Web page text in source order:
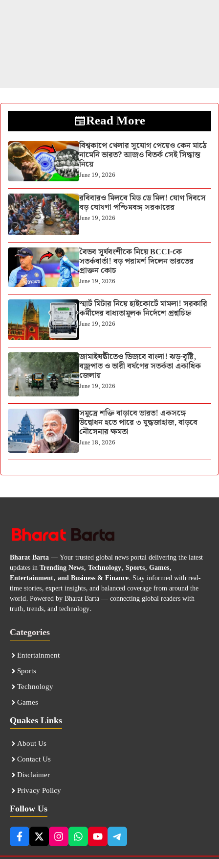
Read More
বিশ্বকাপে খেলার সুযোগ পেয়েও কেন মাঠে
নামেনি ভারত? আজও বিতর্ক সেই সিদ্ধান্ত
নিয়ে
June 19, 2026
রবিবারও মিলবে মিড ডে মিল! যোগ দিবসে
বড় ঘোষণা পশ্চিমবঙ্গ সরকারের
June 19, 2026
বৈভব সূর্যবংশীকে নিয়ে BCCI-কে
সতর্কবার্তা! বড় পরামর্শ দিলেন ভারতের
প্রাক্তন কোচ
June 19, 2026
স্মার্ট মিটার নিয়ে হাইকোর্টে মামলা! সরকারি
কর্মীদের বাধ্যতামূলক নির্দেশে প্রশ্নচিহ্ন
June 19, 2026
জামাইষষ্ঠীতেও ভিজবে বাংলা! ঝড়-বৃষ্টি,
বজ্রপাত ও ভারী বর্ষণের সতর্কতা একাধিক
জেলায়
June 19, 2026
সমুদ্রে শক্তি বাড়াবে ভারত! একসঙ্গে
উদ্বোধন হতে পারে ৩ যুদ্ধজাহাজ, বাড়বে
নৌসেনার ক্ষমতা
June 18, 2026
Bharat Barta— Your trusted global news portal delivering the latest
updates inTrending News, Technology, Sports, Games,
Entertainment, and Business & Finance. Stay informed with real-
time stories, expert insights, and balanced coverage from around the
world. Powered by Bharat Barta — connecting global readers with
truth, trends, and technology.
Categories
Entertainment
Sports
Technology
Games
Quakes Links
About Us
Contact Us
Disclaimer
Privacy Policy
Follow Us